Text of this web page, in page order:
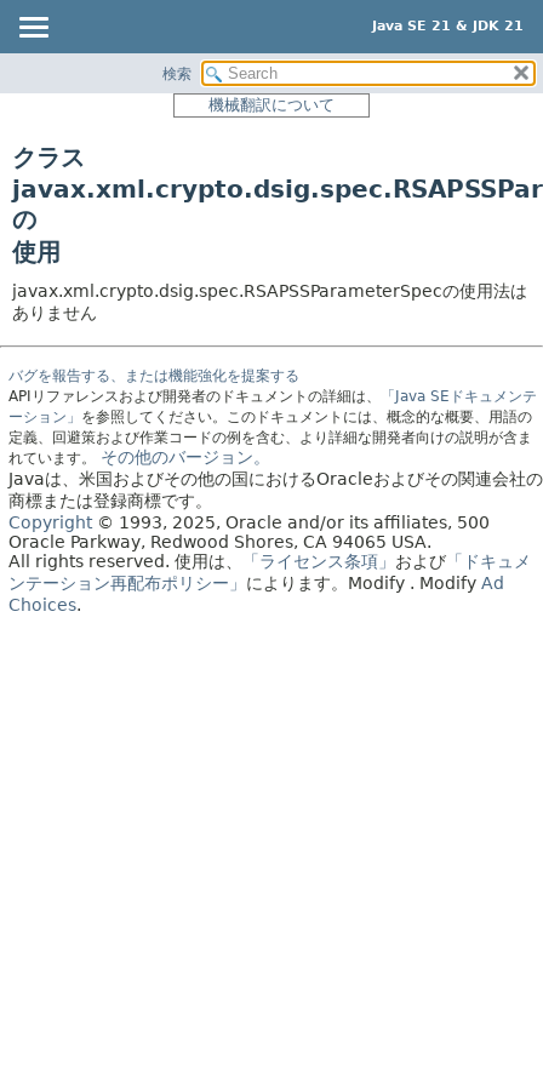
Java SE 21 & JDK 21
パッケージ
クラス
使用
ツリー
プレビュー
非推奨
索引
ヘルプ
検索
機械翻訳について
クラス
の
使用
javax.xml.crypto.dsig.spec.RSAPSSParameterSpecの使用法は
ありません
バグを報告する、または機能強化を提案する
APIリファレンスおよび開発者のドキュメントの詳細は、
「Java SEドキュメンテ
ーション」 を参照してください。このドキュメントには、概念的な概要、用語の
定義、回避策および作業コードの例を含む、より詳細な開発者向けの説明が含ま
れています。
その他のバージョン。
Javaは、米国およびその他の国におけるOracleおよびその関連会社の
商標または登録商標です。
Copyright© 1993, 2025, Oracle and/or its affiliates, 500
Oracle Parkway, Redwood Shores, CA 94065 USA.
All rights reserved. 使用は、 「ライセンス条項」 および 「ドキュメ
ンテーション再配布ポリシー」 によります。 Modify . Modify Ad
Choices.